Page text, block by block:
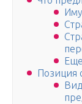
Позиция